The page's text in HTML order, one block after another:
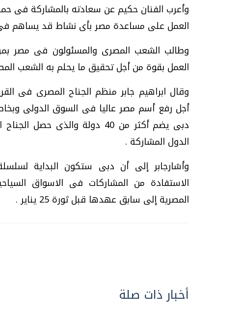
وأعرب الفنان حكيم عن سعادته بالمشاركة فى
العمل على مساعدة مصر بأى نشاط قد يساهم فى
وطالب الشعب المصرى والمسئولون فى مصر
العمل بقوة من أجل تحقيق ما يحلم به الشعب
وقال ابراهيم جابر منظم الجناح المصرى فى
أجل رفع أسم مصر عاليا فى السوق الدولى
دبى يضم أكثر من 40 دولة
الدول المشاركة .
وأشارجابر إلى أن دبى ستكون البداية
الاستفادة من المشاركات فى الاسواق
المصرية إلى سابق عهدها قبل ثورة 25 يناير .
أخبار ذات صلة